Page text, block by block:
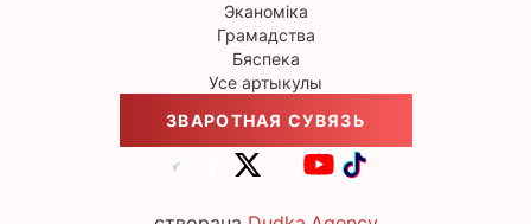
Эканоміка
Грамадства
Бяспека
Усе артыкулы
ЗВАРОТНАЯ СУВЯЗЬ